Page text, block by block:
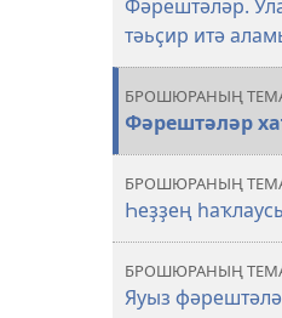
Фәрештәләр.
тәьҫир итә
БРОШЮРАНЫҢ
Фәрештәләр
БРОШЮРАНЫҢ
Һеҙҙең
БРОШЮРАНЫҢ
Яуыз